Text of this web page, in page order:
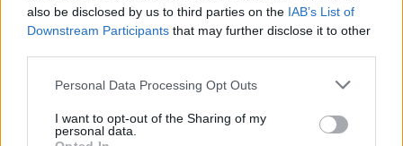
also be disclosed by us to third parties on the IAB’s List of
Downstream Participants that may further disclose it to other
Please note that this website/app uses one or more Google
not limited to your visit or usage behaviour. You may click to
grant or deny consent to Google and its third-party tags to
Personal Data Processing Opt Outs
I want to opt-out of the Sharing of my
personal data.